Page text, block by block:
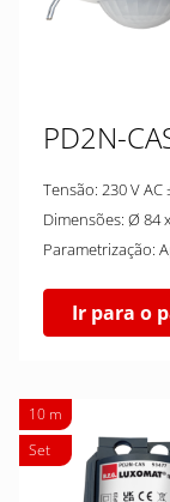
PD2N-
Tensão: 230
Ir para o
10 m
Set